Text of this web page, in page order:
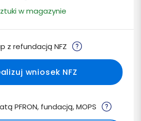
w magazynie
z refundacją NFZ
wniosek NFZ
PFRON, fundacją, MOPS